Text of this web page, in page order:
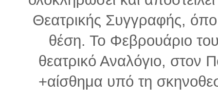
Θεατρικής Συγγραφής,
θέση. Το Φεβρουάριο
θεατρικό Αναλόγιο,
+αίσθημα υπό τη